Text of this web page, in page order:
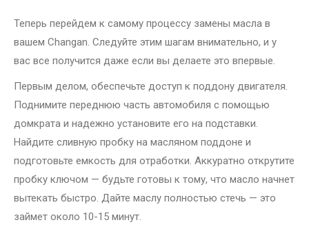
Теперь перейдем к самому процессу замены масла в
вашем Changan. Следуйте этим шагам внимательно, и у
вас все получится даже если вы делаете это впервые.
Первым делом, обеспечьте доступ к поддону двигателя.
Поднимите переднюю часть автомобиля с помощью
домкрата и надежно установите его на подставки.
Найдите сливную пробку на масляном поддоне и
подготовьте емкость для отработки. Аккуратно открутите
пробку ключом — будьте готовы к тому, что масло начнет
вытекать быстро. Дайте маслу полностью стечь — это
займет около 10-15 минут.